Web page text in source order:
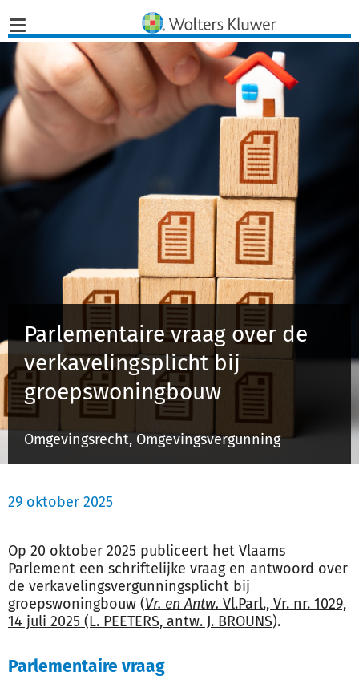
Home
Nieuws
Opinies
Opleidingen
Juridisch Advies
Schulinck Omgevingsrecht Databank
Over ons
Contact
Registreren
Parlementaire vraag over de
verkavelingsplicht bij
groepswoningbouw
Omgevingsrecht, Omgevingsvergunning
29 oktober 2025
Op 20 oktober 2025 publiceert het Vlaams
Parlement een schriftelijke vraag en antwoord over
de verkavelingsvergunningsplicht bij
groepswoningbouw (Vr. en Antw. Vl.Parl., Vr. nr. 1029,
14 juli 2025 (L. PEETERS, antw. J. BROUNS).
Parlementaire vraag